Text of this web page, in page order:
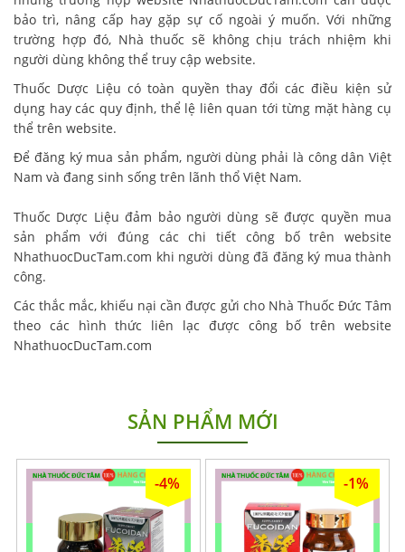
bảo trì, nâng cấp hay gặp sự cố ngoài ý muốn. Với những
trường hợp đó, Nhà thuốc sẽ không chịu trách nhiệm khi
người dùng không thể truy cập website.
Thuốc Dược Liệu có toàn quyền thay đổi các điều kiện sử
dụng hay các quy định, thể lệ liên quan tới từng mặt hàng cụ
thể trên website.
Để đăng ký mua sản phẩm, người dùng phải là công dân Việt
Nam và đang sinh sống trên lãnh thổ Việt Nam.
Thuốc Dược Liệu đảm bảo người dùng sẽ được quyền mua
sản phẩm với đúng các chi tiết công bố trên website
NhathuocDucTam.com khi người dùng đã đăng ký mua thành
công.
Các thắc mắc, khiếu nại cần được gửi cho Nhà Thuốc Đức Tâm
theo các hình thức liên lạc được công bố trên website
NhathuocDucTam.com
SẢN PHẨM MỚI
-4% -1%